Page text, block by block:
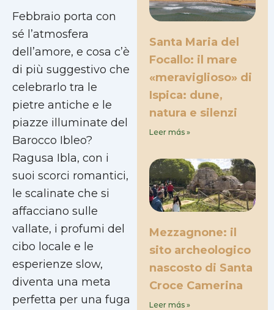
Febbraio porta con
sé l’atmosfera
dell’amore, e cosa c’è
di più suggestivo che
celebrarlo tra le
pietre antiche e le
piazze illuminate del
Barocco Ibleo?
Ragusa Ibla, con i
suoi scorci romantici,
le scalinate che si
affacciano sulle
vallate, i profumi del
cibo locale e le
esperienze slow,
diventa una meta
perfetta per una fuga
Santa Maria del
Focallo: il mare
«meraviglioso» di
Ispica: dune,
natura e silenzi
Leer más »
Mezzagnone: il
sito archeologico
nascosto di Santa
Croce Camerina
Leer más »